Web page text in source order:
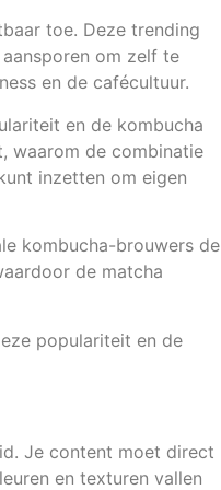
toe. Deze trending
om zelf te
en de cafécultuur.
en de kombucha
waarom de combinatie
inzetten om eigen
kombucha-brouwers de
de matcha
populariteit en de
Je content moet direct
en texturen vallen